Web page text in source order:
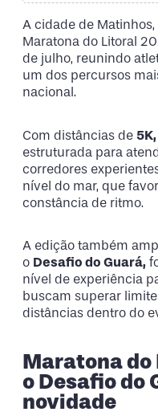
A cidade de
Maratona do Litoral
de julho, reunindo
um dos percursos
nacional.
Com distâncias de
estruturada para
corredores
nível do mar, que
constância de ritmo.
A edição também
o Desafio do Guará,
nível de experiência
buscam superar
distâncias dentro do
Maratona
o Desafio do
novidade